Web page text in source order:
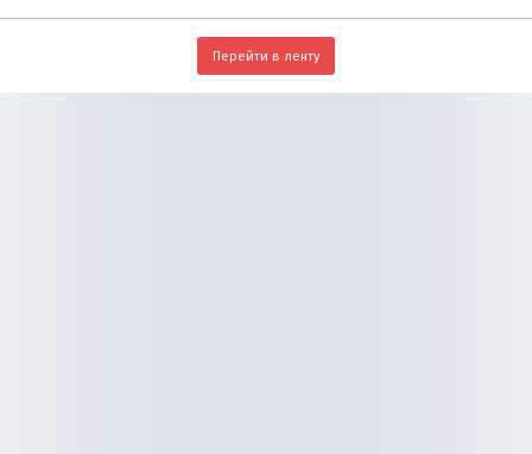
Перейти в ленту